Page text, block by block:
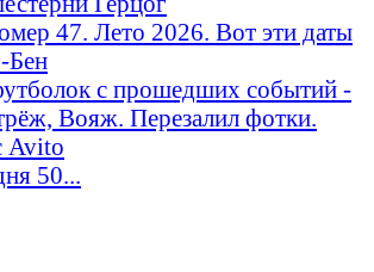
47. Лето 2026. Вот эти даты
Бен
с прошедших событий -
Вояж. Перезалил фотки.
Avito
50...